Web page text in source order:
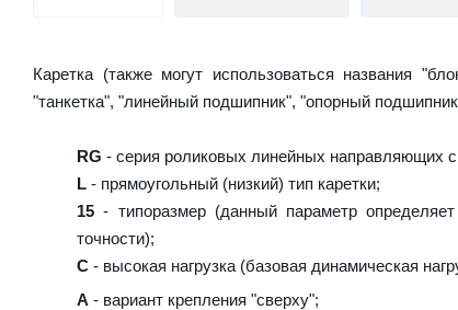
Каретка (также могут использоваться названия
"танкетка", "линейный подшипник", "опорный
RG - серия роликовых линейных направляющих
L - прямоугольный (низкий) тип каретки;
15 - типоразмер (данный параметр
точности);
C - высокая нагрузка (базовая динамическая
A - вариант крепления "сверху";